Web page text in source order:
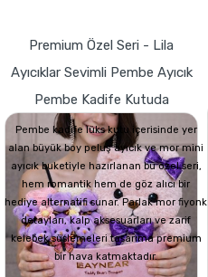
Premium Özel Seri - Lila
Ayıcıklar Sevimli Pembe Ayıcık
Pembe Kadife Kutuda
Pembe kadife lüks kutu içerisinde yer
alan büyük boy peluş ayıcık ve mor mini
ayıcık buketiyle hazırlanan bu özel seri,
hem romantik hem de göz alıcı bir
hediye alternatifi sunar. Parlak mor fiyonk
detayları, kalp aksesuarları ve zarif
kelebek süslemeleri tasarıma premium
bir hava katmaktadır.